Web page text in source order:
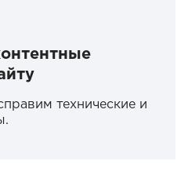
технические и